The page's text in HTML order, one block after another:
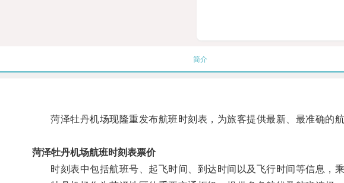
简介
菏泽牡丹机场现隆重发布航班时刻表，为旅客提供最新、最准确的航
菏泽牡丹机场航班时刻表票价
时刻表中包括航班号、起飞时间、到达时间以及飞行时间等信息，乘